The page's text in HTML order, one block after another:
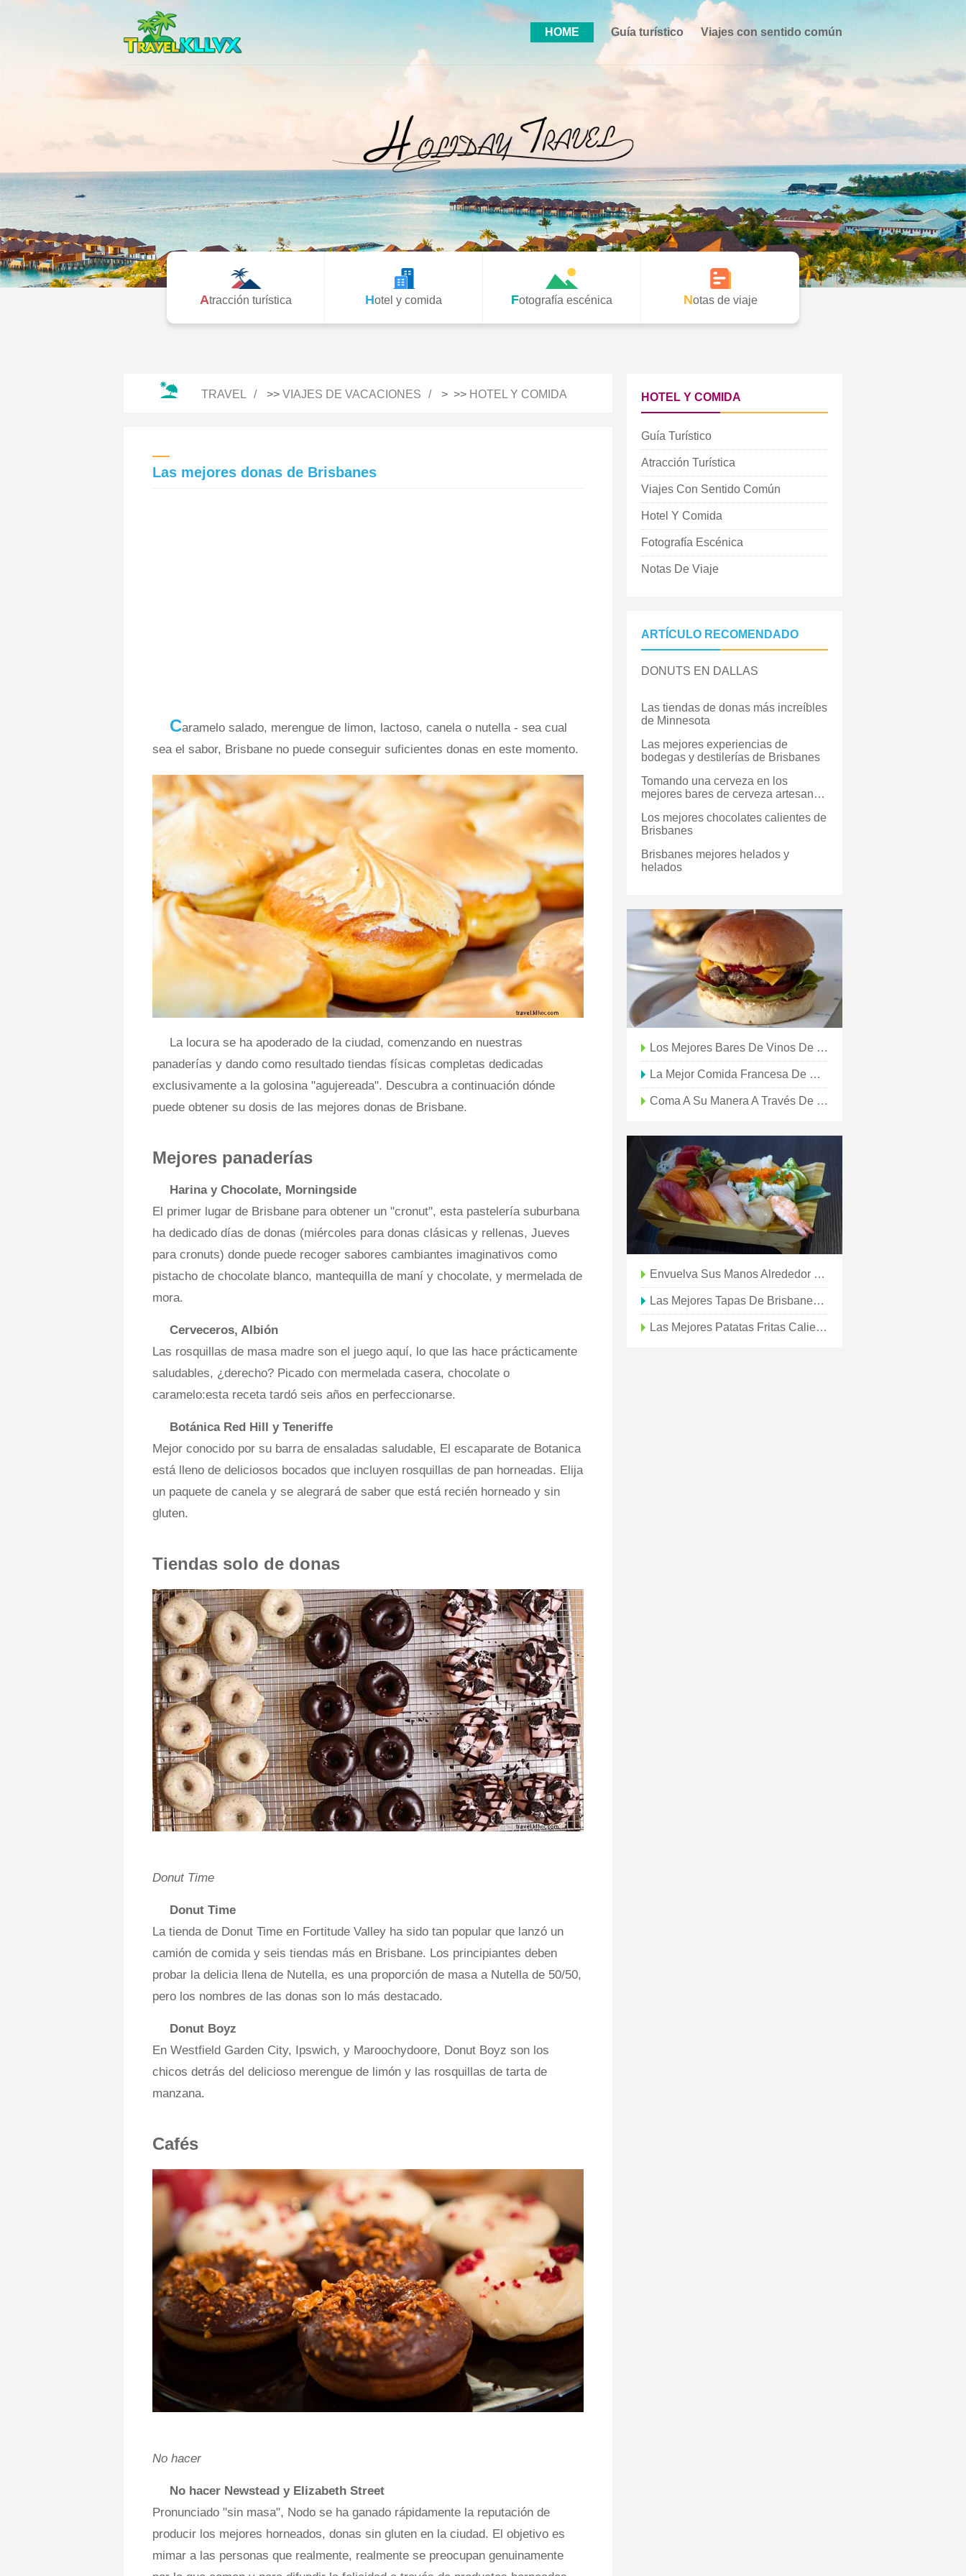
HOME Guía turístico Viajes con sentido común
Atracción turística Hotel y comida Fotografía escénica Notas de viaje
TRAVEL >> VIAJES DE VACACIONES > >> HOTEL Y COMIDA
Las mejores donas de Brisbanes
Caramelo salado, merengue de limon, lactoso, canela o nutella - sea cual
sea el sabor, Brisbane no puede conseguir suficientes donas en este momento.
La locura se ha apoderado de la ciudad, comenzando en nuestras
panaderías y dando como resultado tiendas físicas completas dedicadas
exclusivamente a la golosina "agujereada". Descubra a continuación dónde
puede obtener su dosis de las mejores donas de Brisbane.
Mejores panaderías
Harina y Chocolate, Morningside
El primer lugar de Brisbane para obtener un "cronut", esta pastelería suburbana
ha dedicado días de donas (miércoles para donas clásicas y rellenas, Jueves
para cronuts) donde puede recoger sabores cambiantes imaginativos como
pistacho de chocolate blanco, mantequilla de maní y chocolate, y mermelada de
mora.
Cerveceros, Albión
Las rosquillas de masa madre son el juego aquí, lo que las hace prácticamente
saludables, ¿derecho? Picado con mermelada casera, chocolate o
caramelo:esta receta tardó seis años en perfeccionarse.
Botánica Red Hill y Teneriffe
Mejor conocido por su barra de ensaladas saludable, El escaparate de Botanica
está lleno de deliciosos bocados que incluyen rosquillas de pan horneadas. Elija
un paquete de canela y se alegrará de saber que está recién horneado y sin
gluten.
Tiendas solo de donas
Donut Time
Donut Time
La tienda de Donut Time en Fortitude Valley ha sido tan popular que lanzó un
camión de comida y seis tiendas más en Brisbane. Los principiantes deben
probar la delicia llena de Nutella, es una proporción de masa a Nutella de 50/50,
pero los nombres de las donas son lo más destacado.
Donut Boyz
En Westfield Garden City, Ipswich, y Maroochydoore, Donut Boyz son los
chicos detrás del delicioso merengue de limón y las rosquillas de tarta de
manzana.
Cafés
No hacer
No hacer Newstead y Elizabeth Street
Pronunciado "sin masa", Nodo se ha ganado rápidamente la reputación de
producir los mejores horneados, donas sin gluten en la ciudad. El objetivo es
mimar a las personas que realmente, realmente se preocupan genuinamente
HOTEL Y COMIDA
Guía Turístico
Atracción Turística
Viajes Con Sentido Común
Hotel Y Comida
Fotografía Escénica
Notas De Viaje
ARTÍCULO RECOMENDADO
DONUTS EN DALLAS
Las tiendas de donas más increíbles
de Minnesota
Las mejores experiencias de
bodegas y destilerías de Brisbanes
Tomando una cerveza en los
mejores bares de cerveza artesanal
Los mejores chocolates calientes de
Brisbanes
Brisbanes mejores helados y
helados
Los Mejores Bares De Vinos De Brisbanes
La Mejor Comida Francesa De Brisbanes
Coma A Su Manera A Través De Los Mejores Desayunos De Brisbanes
Envuelva Sus Manos Alrededor De Los Mejores Tacos De Brisbanes
Las Mejores Tapas De Brisbanes:listas Para Compartir Con Amigos
Las Mejores Patatas Fritas Calientes De Brisbanes Para Poner En Tu Cara Inmediatamente